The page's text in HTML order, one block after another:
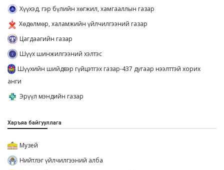
Хүүхэд, гэр бүлийн хөгжил, хамгааллын газар
Хөдөлмөр, халамжийн үйлчилгээний газар
Цагдаагийн газар
Шүүх шинжилгээний хэлтэс
Шүүхийн шийдвэр гүйцэтгэх газар-437 дугаар нээлттэй хорих
анги
Эрүүл мэндийн газар
Харъяа байгууллага
Музей
Нийтлэг үйлчилгээний алба